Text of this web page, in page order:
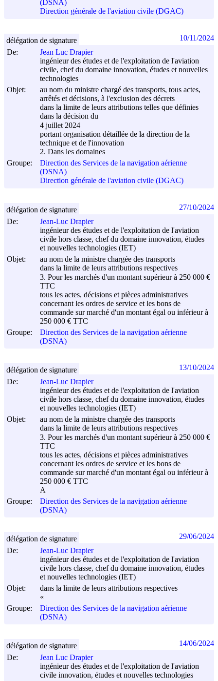
(DSNA)
Direction générale de l'aviation civile (DGAC)
De:
Jean Luc Drapier
ingénieur des études et de l'exploitation de l'aviation
civile, chef du domaine innovation, études et nouvelles
technologies
Objet:
au nom du ministre chargé des transports, tous actes,
arrêtés et décisions, à l'exclusion des décrets
dans la limite de leurs attributions telles que définies
dans la décision du
4 juillet 2024
portant organisation détaillée de la direction de la
technique et de l'innovation
2. Dans les domaines
Groupe:
Direction des Services de la navigation aérienne
(DSNA)
Direction générale de l'aviation civile (DGAC)
délégation de signature 10/11/2024
De:
Jean-Luc Drapier
ingénieur des études et de l'exploitation de l'aviation
civile hors classe, chef du domaine innovation, études
et nouvelles technologies (IET)
Objet:
au nom de la ministre chargée des transports
dans la limite de leurs attributions respectives
3. Pour les marchés d'un montant supérieur à 250 000 €
TTC
tous les actes, décisions et pièces administratives
concernant les ordres de service et les bons de
commande sur marché d'un montant égal ou inférieur à
250 000 € TTC
Groupe:
Direction des Services de la navigation aérienne
(DSNA)
délégation de signature 27/10/2024
De:
Jean-Luc Drapier
ingénieur des études et de l'exploitation de l'aviation
civile hors classe, chef du domaine innovation, études
et nouvelles technologies (IET)
Objet:
au nom de la ministre chargée des transports
dans la limite de leurs attributions respectives
3. Pour les marchés d'un montant supérieur à 250 000 €
TTC
tous les actes, décisions et pièces administratives
concernant les ordres de service et les bons de
commande sur marché d'un montant égal ou inférieur à
250 000 € TTC
A
Groupe:
Direction des Services de la navigation aérienne
(DSNA)
délégation de signature 13/10/2024
De:
Jean-Luc Drapier
ingénieur des études et de l'exploitation de l'aviation
civile hors classe, chef du domaine innovation, études
et nouvelles technologies (IET)
Objet:
dans la limite de leurs attributions respectives
«
Groupe:
Direction des Services de la navigation aérienne
(DSNA)
délégation de signature 29/06/2024
De:
Jean Luc Drapier
ingénieur des études et de l'exploitation de l'aviation
civile innovation, études et nouvelles technologies
délégation de signature 14/06/2024